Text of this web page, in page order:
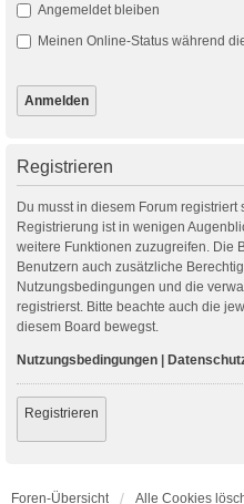
Angemeldet bleiben
Meinen Online-Status während
Registrieren
Du musst in diesem Forum
Registrierung ist in wenigen
weitere Funktionen zuzugreifen. Die
Benutzern auch zusätzliche
Nutzungsbedingungen und die
registrierst. Bitte beachte auch die
diesem Board bewegst.
Nutzungsbedingungen |
Registrieren
Foren-Übersicht Alle Cookies